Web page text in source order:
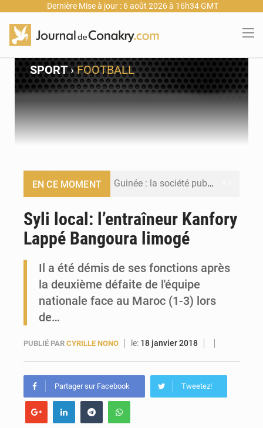
Dernière Mise à jour : 6 août 2026 à 16h34 GMT
SPORT›FOOTBALL
EN CE MOMENT Guinée : la société publique Nimba Mining Company signe sa première convention minière
Guinée : lancement du Club des financeurs pour faciliter l’accès des PME aux financements
Syli local: l’entraîneur Kanfory
Lappé Bangoura limogé
Il a été démis de ses fonctions après
la deuxième défaite de l'équipe
nationale face au Maroc (1-3) lors
de…
PUBLIÉ PAR CYRILLE NONO le: 18 janvier 2018
Partager sur Facebook Tweetez!